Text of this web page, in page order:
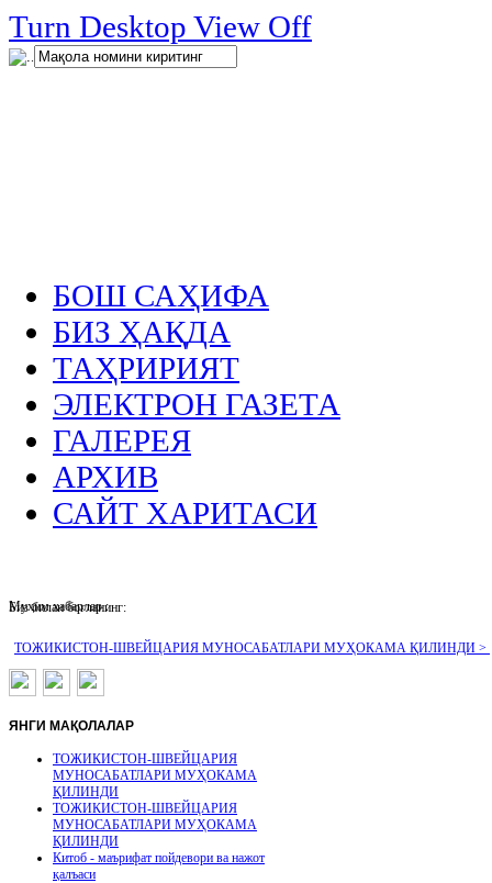
Turn Desktop View Off
.
БОШ САҲИФА
БИЗ ҲАҚДА
ТАҲРИРИЯТ
ЭЛЕКТРОН ГАЗЕТА
ГАЛЕРЕЯ
АРХИВ
САЙТ ХАРИТАСИ
Муҳим хабарлар :
ТОЖИКИСТОН-ШВЕЙЦАРИЯ МУНОСАБАТЛАРИ МУҲОКАМА ҚИЛИНДИ >
Биз билан боғланинг:
ЯНГИ МАҚОЛАЛАР
ТОЖИКИСТОН-ШВЕЙЦАРИЯ
МУНОСАБАТЛАРИ МУҲОКАМА
ҚИЛИНДИ
ТОЖИКИСТОН-ШВЕЙЦАРИЯ
МУНОСАБАТЛАРИ МУҲОКАМА
ҚИЛИНДИ
Китоб - маърифат пойдевори ва нажот
қалъаси